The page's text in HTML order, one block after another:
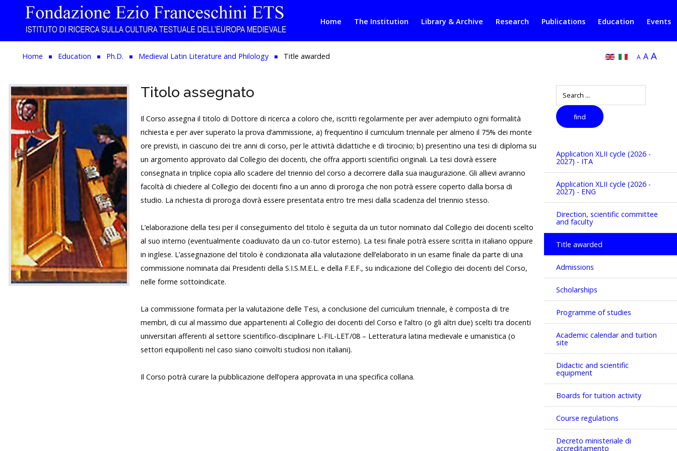
Home
Library & Archive
Research
Publications
Education
Events
Home The Institution Library & Archive Research Publications Education Events
Home Education Ph.D. Medieval Latin Literature and Philology Title awarded A A A
Titolo assegnato
Il Corso assegna il titolo di Dottore di ricerca a coloro che, iscritti regolarmente per aver adempiuto ogni formalità
richiesta e per aver superato la prova d’ammissione, a) frequentino il curriculum triennale per almeno il 75% dei monte
ore previsti, in ciascuno dei tre anni di corso, per le attività didattiche e di tirocinio; b) presentino una tesi di diploma su
un argomento approvato dal Collegio dei docenti, che offra apporti scientifici originali. La tesi dovrà essere
consegnata in triplice copia allo scadere del triennio del corso a decorrere dalla sua inaugurazione. Gli allievi avranno
facoltà di chiedere al Collegio dei docenti fino a un anno di proroga che non potrà essere coperto dalla borsa di
studio. La richiesta di proroga dovrà essere presentata entro tre mesi dalla scadenza del triennio stesso.
L’elaborazione della tesi per il conseguimento del titolo è seguita da un tutor nominato dal Collegio dei docenti scelto
al suo interno (eventualmente coadiuvato da un co-tutor esterno). La tesi finale potrà essere scritta in italiano oppure
in inglese. L’assegnazione del titolo è condizionata alla valutazione dell’elaborato in un esame finale da parte di una
commissione nominata dai Presidenti della S.I.S.M.E.L. e della F.E.F., su indicazione del Collegio dei docenti del Corso,
nelle forme sottoindicate.
La commissione formata per la valutazione delle Tesi, a conclusione del curriculum triennale, è composta di tre
membri, di cui al massimo due appartenenti al Collegio dei docenti del Corso e l’altro (o gli altri due) scelti tra docenti
universitari afferenti al settore scientifico-disciplinare L-FIL-LET/08 – Letteratura latina medievale e umanistica (o
settori equipollenti nel caso siano coinvolti studiosi non italiani).
Il Corso potrà curare la pubblicazione dell’opera approvata in una specifica collana.
find
Application XLII cycle (2026 -
2027) - ITA
Application XLII cycle (2026 -
2027) - ENG
Direction, scientific committee
and faculty
Title awarded
Admissions
Scholarships
Programme of studies
Academic calendar and tuition
site
Didactic and scientific
equipment
Boards for tuition activity
Course regulations
Decreto ministeriale di
accreditamento